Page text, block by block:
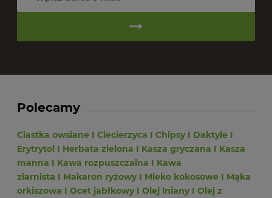
Polecamy
Ciastka owsiane I Ciecierzyca I ChipsyI Daktyle I
Erytrytol I Herbata zielona I Kasza gryczana I Kasza
manna I Kawa rozpuszczalna I Kawa
ziarnista I Makaron ryżowyI Mleko kokosowe I Mąka
orkiszowa I Ocet jabłkowyI Olej lnianyI Olej z